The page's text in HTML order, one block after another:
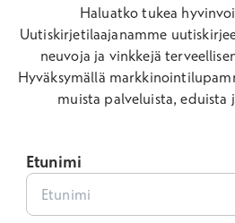
Haluatko tukea
Uutiskirjetilaajanamme
neuvoja ja vinkkejä
Hyväksymällä
muista palveluista, eduista
Etunimi